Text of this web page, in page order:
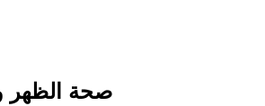
صحة الظهر